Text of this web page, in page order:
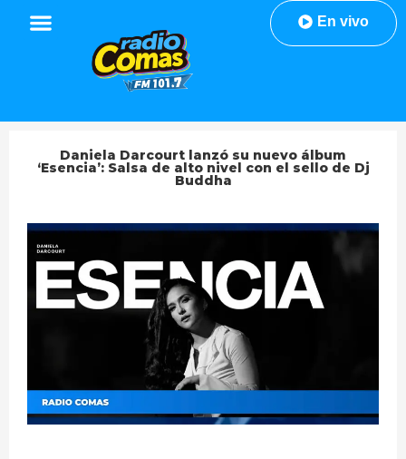
En vivo
Daniela Darcourt lanzó su nuevo álbum
‘Esencia’: Salsa de alto nivel con el sello de Dj
Buddha